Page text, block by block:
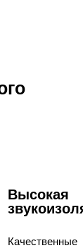
Высокая
Качественные